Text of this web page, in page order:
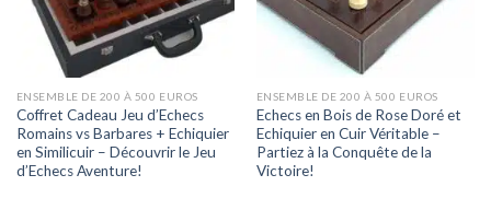
ENSEMBLE DE 200 À 500 EUROS
Coffret Cadeau Jeu d’Echecs
Romains vs Barbares + Echiquier
en Similicuir – Découvrir le Jeu
d’Echecs Aventure!
ENSEMBLE DE 200 À 500 EUROS
Echecs en Bois de Rose Doré et
Echiquier en Cuir Véritable –
Partiez à la Conquête de la
Victoire!